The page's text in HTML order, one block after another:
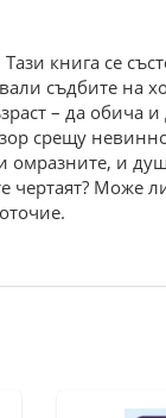
книга се
съдбите на
– да обича
срещу
омразните, и
чертаят? Може